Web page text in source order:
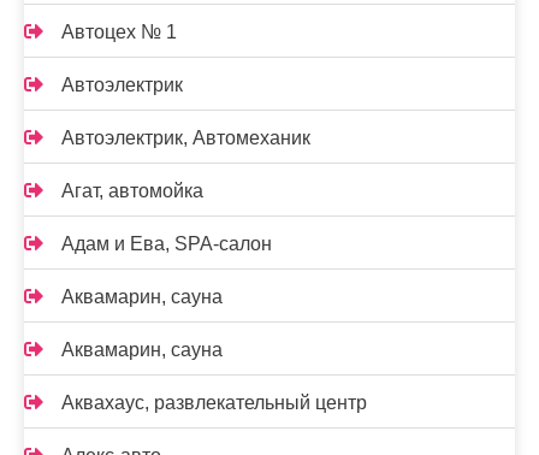
Автоцех № 1
Автоэлектрик
Автоэлектрик, Автомеханик
Агат, автомойка
Адам и Ева, SPA-салон
Аквамарин, сауна
Аквамарин, сауна
Аквахаус, развлекательный центр